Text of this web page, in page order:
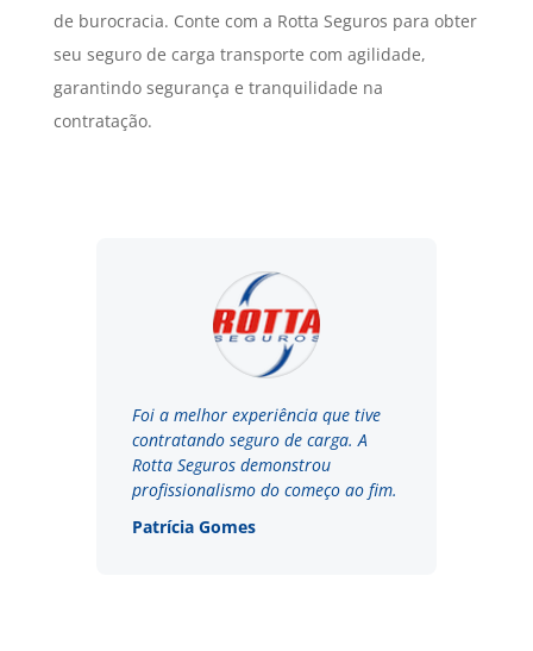
de burocracia. Conte com a Rotta Seguros para obter
seu seguro de carga transporte com agilidade,
garantindo segurança e tranquilidade na
contratação.
Foi a melhor experiência que tive
contratando seguro de carga. A
Rotta Seguros demonstrou
profissionalismo do começo ao fim.
Patrícia Gomes